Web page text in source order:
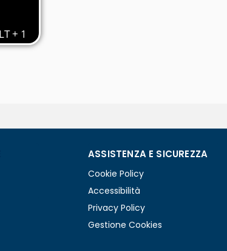
ASSISTENZA E SICUREZZA
Cookie Policy
Accessibilità
Privacy Policy
Gestione Cookies